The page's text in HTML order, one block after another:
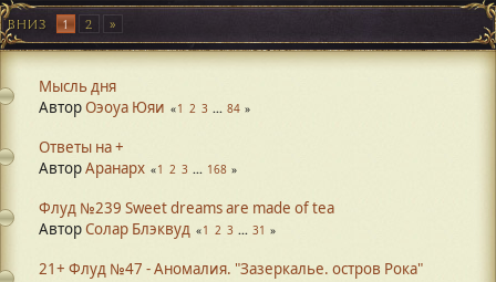
ВНИЗ 1 2
Мысль дня
АвторОэоуа Юяи 1 2 3 ... 84
Ответы на +
АвторАранарх 1 2 3 ... 168
Флуд №239 Sweet dreams are made of tea
АвторСолар Блэквуд 1 2 3 ... 31
21+ Флуд №47 - Аномалия. "Зазеркалье. остров Рока"